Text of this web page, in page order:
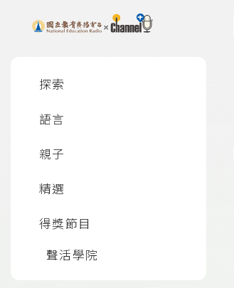
上方功能區塊
探索
語言
親子
精選
得獎節目
聲活學院